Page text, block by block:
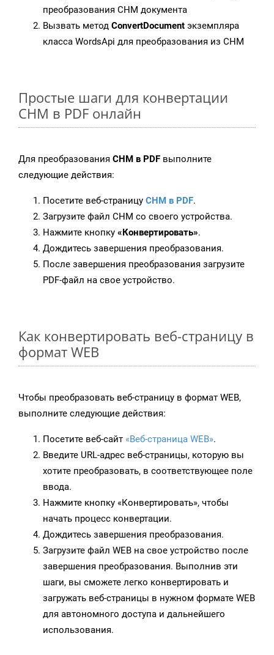
преобразования CHM документа
Вызвать метод ConvertDocument экземпляра
класса WordsApi для преобразования из CHM
Простые шаги для конвертации
CHM в PDF онлайн
Для преобразования CHM в PDF выполните
следующие действия:
Посетите веб-страницу CHM в PDF.
Загрузите файл CHM со своего устройства.
Нажмите кнопку «Конвертировать».
Дождитесь завершения преобразования.
После завершения преобразования загрузите
PDF-файл на свое устройство.
Как конвертировать веб-страницу в
формат WEB
Чтобы преобразовать веб-страницу в формат WEB,
выполните следующие действия:
Посетите веб-сайт «Веб-страница WEB».
Введите URL-адрес веб-страницы, которую вы
хотите преобразовать, в соответствующее поле
ввода.
Нажмите кнопку «Конвертировать», чтобы
начать процесс конвертации.
Дождитесь завершения преобразования.
Загрузите файл WEB на свое устройство после
завершения преобразования. Выполнив эти
шаги, вы сможете легко конвертировать и
загружать веб-страницы в нужном формате WEB
для автономного доступа и дальнейшего
использования.